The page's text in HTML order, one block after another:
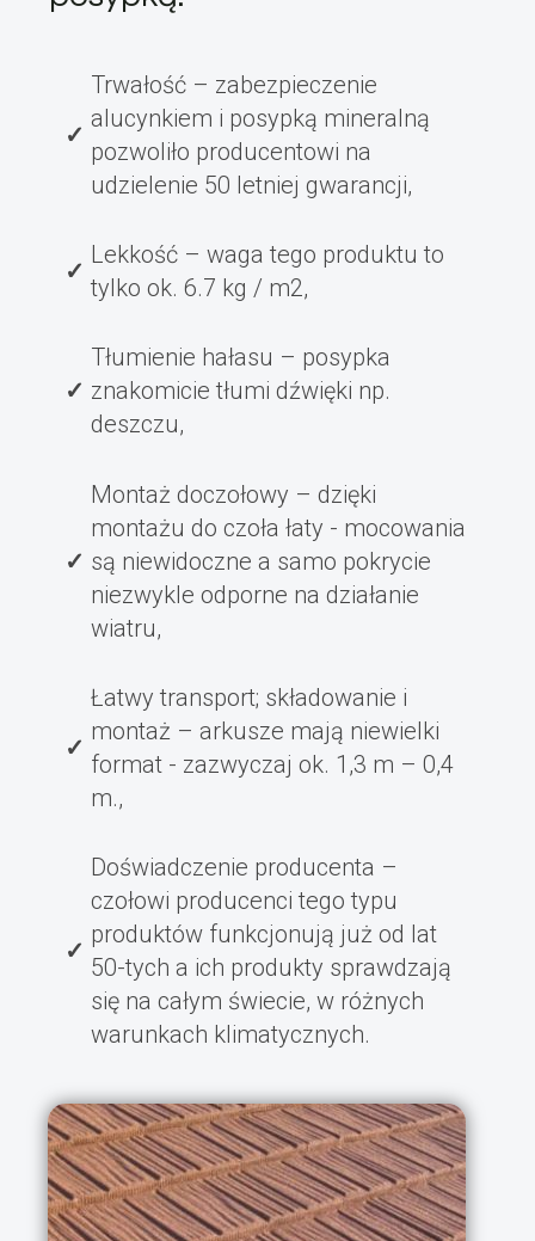
Trwałość – zabezpieczenie
alucynkiem i posypką mineralną
pozwoliło producentowi na
udzielenie 50 letniej gwarancji,
Lekkość – waga tego produktu to
tylko ok. 6.7 kg / m2,
Tłumienie hałasu – posypka
znakomicie tłumi dźwięki np.
deszczu,
Montaż doczołowy – dzięki
montażu do czoła łaty - mocowania
są niewidoczne a samo pokrycie
niezwykle odporne na działanie
wiatru,
Łatwy transport; składowanie i
montaż – arkusze mają niewielki
format - zazwyczaj ok. 1,3 m – 0,4
m.,
Doświadczenie producenta –
czołowi producenci tego typu
produktów funkcjonują już od lat
50-tych a ich produkty sprawdzają
się na całym świecie, w różnych
warunkach klimatycznych.